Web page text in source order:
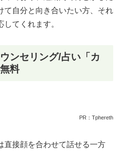
て自分と向き合いたい方、それ
てくれます。
ンセリング/占い「カ
料
PR：Tphereth
直接顔を合わせて話せる一方